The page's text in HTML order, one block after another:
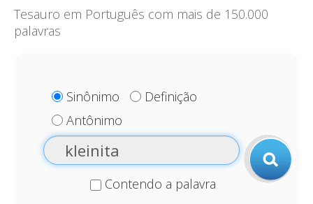
Tesauro em Português com mais de 150.000
palavras
Sinônimo
Definição
Antônimo
Contendo a palavra